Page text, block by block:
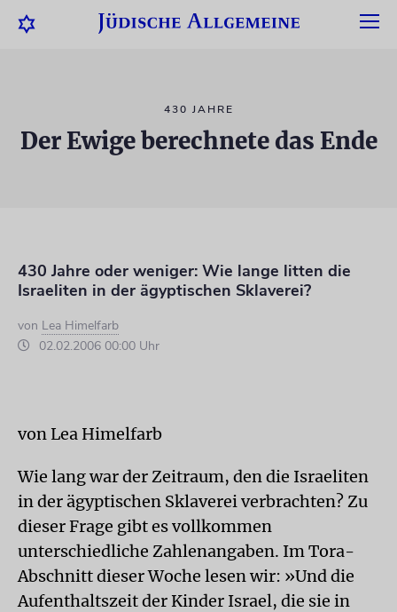
430 JAHRE
Der Ewige berechnete das Ende
430 Jahre oder weniger: Wie lange litten die
Israeliten in der ägyptischen Sklaverei?
von Lea Himelfarb
02.02.2006 00:00 Uhr
von Lea Himelfarb
Wie lang war der Zeitraum, den die Israeliten
in der ägyptischen Sklaverei verbrachten? Zu
dieser Frage gibt es vollkommen
unterschiedliche Zahlenangaben. Im Tora-
Abschnitt dieser Woche lesen wir: »Und die
Aufenthaltszeit der Kinder Israel, die sie in